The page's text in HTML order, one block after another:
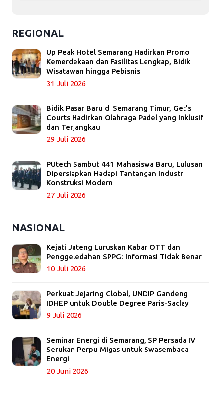
REGIONAL
Up Peak Hotel Semarang Hadirkan Promo
Kemerdekaan dan Fasilitas Lengkap, Bidik
Wisatawan hingga Pebisnis
31 Juli 2026
Bidik Pasar Baru di Semarang Timur, Get’s
Courts Hadirkan Olahraga Padel yang Inklusif
dan Terjangkau
29 Juli 2026
PUtech Sambut 441 Mahasiswa Baru, Lulusan
Dipersiapkan Hadapi Tantangan Industri
Konstruksi Modern
27 Juli 2026
NASIONAL
Kejati Jateng Luruskan Kabar OTT dan
Penggeledahan SPPG: Informasi Tidak Benar
10 Juli 2026
Perkuat Jejaring Global, UNDIP Gandeng
IDHEP untuk Double Degree Paris-Saclay
9 Juli 2026
Seminar Energi di Semarang, SP Persada IV
Serukan Perpu Migas untuk Swasembada
Energi
20 Juni 2026